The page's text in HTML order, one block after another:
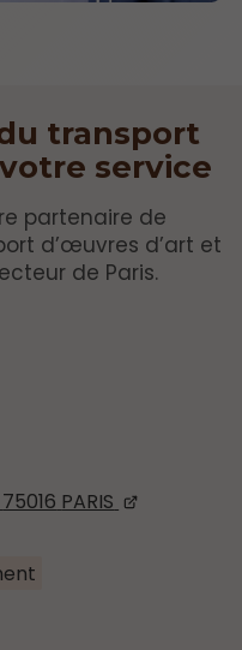
75016 PARIS
transport
service
partenaire de
d’œuvres d’art et
de Paris.